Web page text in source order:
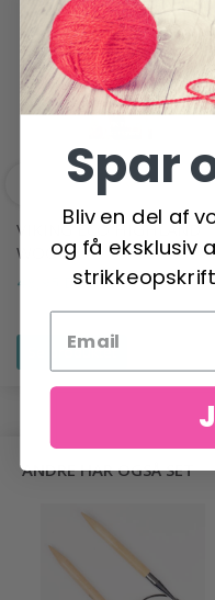
VIKING ECO HIGHLAND
WOOL
48,95 DKK
Se produktet
ANDRE HAR OGSÅ SET
Spar
Bliv en del af
og få eksklusiv